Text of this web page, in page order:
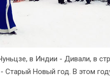
в Индии - Дивали, в
Старый Новый год. В этом